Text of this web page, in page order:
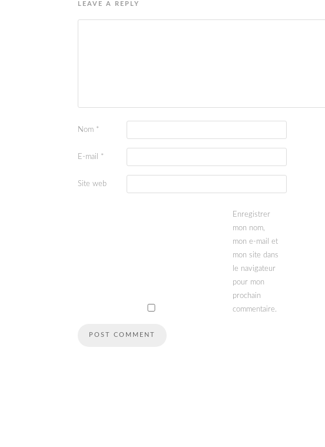
LEAVE A REPLY
Nom *
E-mail *
Site web
Enregistrer
mon nom,
mon e-mail et
mon site dans
le navigateur
pour mon
prochain
commentaire.